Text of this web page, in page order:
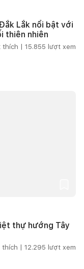
Lắk nổi bật với
thiên nhiên
thích | 15.855 lượt xem
thự hướng Tây
| 12.295 lượt xem